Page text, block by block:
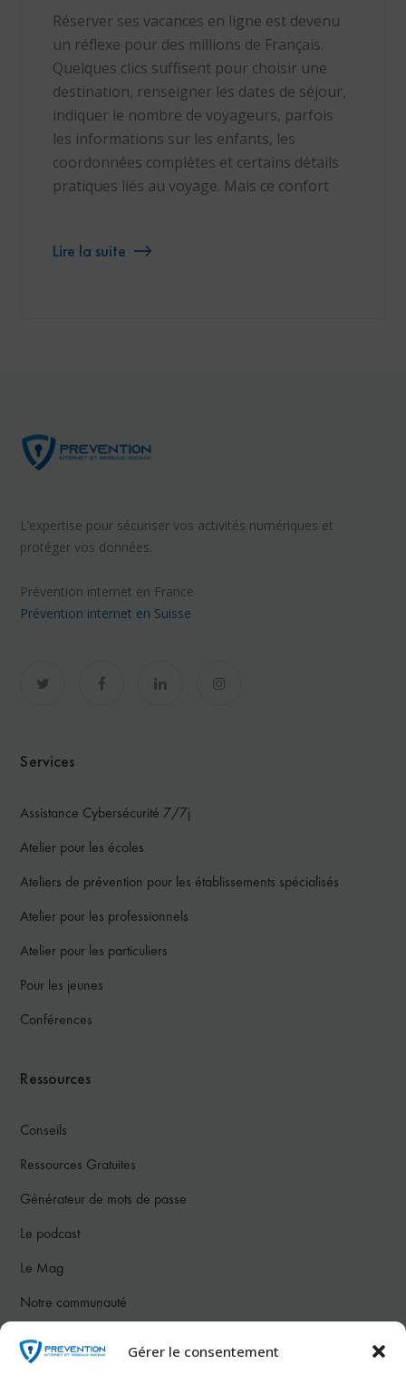
Gérer le consentement
Réserver ses vacances en ligne est devenu
un réflexe pour des millions de Français.
Quelques clics suffisent pour choisir une
destination, renseigner les dates de séjour,
indiquer le nombre de voyageurs, parfois
les informations sur les enfants, les
coordonnées complètes et certains détails
pratiques liés au voyage. Mais ce confort
Lire la suite
L’expertise pour sécuriser vos activités numériques et
protéger vos données.
Prévention internet en France
Prévention internet en Suisse
Services
Assistance Cybersécurité 7/7j
Atelier pour les écoles
Ateliers de prévention pour les établissements spécialisés
Atelier pour les professionnels
Atelier pour les particuliers
Pour les jeunes
Conférences
Ressources
Conseils
Ressources Gratuites
Générateur de mots de passe
Le podcast
Le Mag
Notre communauté
Nous contacter